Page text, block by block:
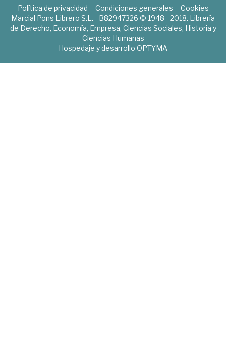
Política de privacidad Condiciones generales
Cookies
Marcial Pons Librero S.L. - B82947326 © 1948 - 2018. Librería
de Derecho, Economía, Empresa, Ciencias Sociales, Historia y
Ciencias Humanas
Hospedaje y desarrollo OPTYMA